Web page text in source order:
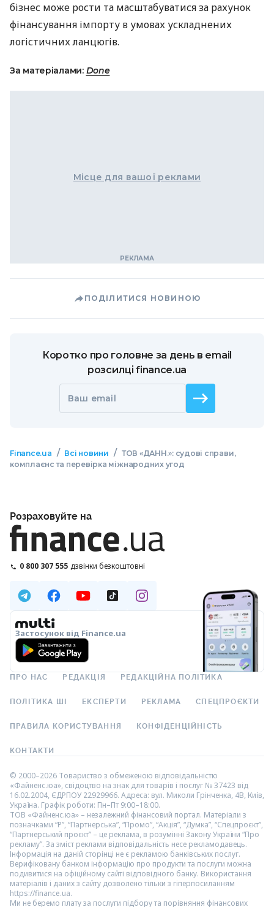
бізнес може рости та масштабуватися за рахунок
фінансування імпорту в умовах ускладнених
логістичних ланцюгів.
За матеріалами: Done
Місце для вашої реклами
ПОДІЛИТИСЯ НОВИНОЮ
Коротко про головне за день в email
розсилці finance.ua
Ваш email
Finance.ua / Всі новини / ТОВ «ДАНН.»: судові справи,
комплаєнс та перевірка міжнародних угод
Розраховуйте на
0 800 307 555 дзвінки безкоштовні
Застосунок від Finance.ua
ПРО НАС РЕДАКЦІЯ РЕДАКЦІЙНА ПОЛІТИКА
ПОЛІТИКА ШІ ЕКСПЕРТИ РЕКЛАМА СПЕЦПРОЄКТИ
ПРАВИЛА КОРИСТУВАННЯ КОНФІДЕНЦІЙНІСТЬ
КОНТАКТИ
© 2000–2026 Товариство з обмеженою відповідальністю
«Файненс.юа», свідоцтво на знак для товарів і послуг № 37423 від
16.02.2004, ЄДРПОУ 22929966. Адреса: вул. Миколи Грінченка, 4В, Київ,
Україна. Графік роботи: Пн–Пт 9:00–18:00.
ТОВ «Файненс.юа» – незалежний фінансовий портал. Матеріали з
позначками “Р”, “Партнерська”, “Промо”, “Акція”, “Думка”, “Спецпроєкт”,
“Партнерський проєкт” – це реклама, в розумінні Закону України “Про
рекламу”. За зміст реклами відповідальність несе рекламодавець.
Інформація на даній сторінці не є рекламою банківських послуг.
Верифіковану банком інформацію про продукти та послуги можна
подивитися на офіційному сайті відповідного банку. Використання
матеріалів і даних з сайту дозволено тільки з гіперпосиланням
https://finance.ua.
Ми не беремо плату за послуги підбору та порівняння фінансових